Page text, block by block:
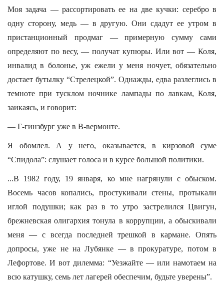
Моя задача — рассортировать ее на две кучки: серебро в
одну сторону, медь — в другую. Они сдадут ее утром в
пристанционный продмаг — примерную сумму сами
определяют по весу, — получат купюры. Или вот — Коля,
инвалид в болонье, уж ежели у меня ночует, обязательно
достает бутылку “Стрелецкой”. Однажды, едва разлеглись в
темноте при тусклом ночнике лампады по лавкам, Коля,
заикаясь, и говорит:
— Г-гинзбург уже в В-вермонте.
Я обомлел. А у него, оказывается, в кирзовой суме
“Спидола”: слушает голоса и в курсе большой политики.
...В 1982 году, 19 января, ко мне нагрянули с обыском.
Восемь часов копались, простукивали стены, протыкали
иглой подушки; как раз в то утро застрелился Цвигун,
брежневская олигархия тонула в коррупции, а обыскивали
меня — с всегда последней трешкой в кармане. Опять
допросы, уже не на Лубянке — в прокуратуре, потом в
Лефортове. И вот дилемма: “Уезжайте — или намотаем на
всю катушку, семь лет лагерей обеспечим, будьте уверены”.